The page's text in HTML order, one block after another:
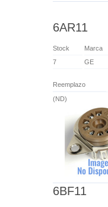
6AR11
Stock Marca
7
GE
Reemplazo
(ND)
6BF11